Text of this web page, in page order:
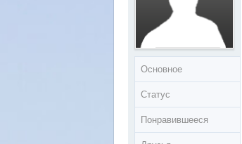
Основное
Статус
Понравившееся